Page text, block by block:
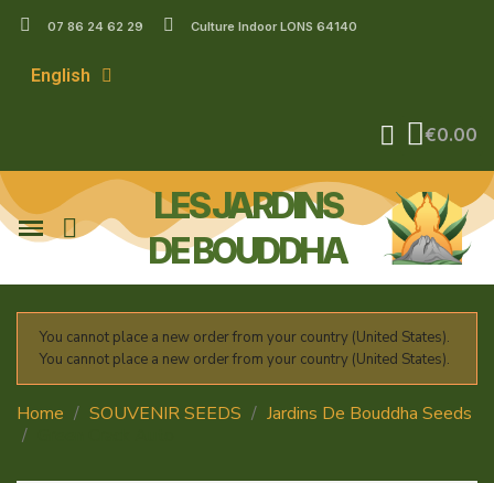
07 86 24 62 29 Culture Indoor LONS 64140
English
€0.00
LES JARDINS
DE BOUDDHA
You cannot place a new order from your country (United States).
You cannot place a new order from your country (United States).
Home SOUVENIR SEEDS
Jardins De Bouddha Seeds